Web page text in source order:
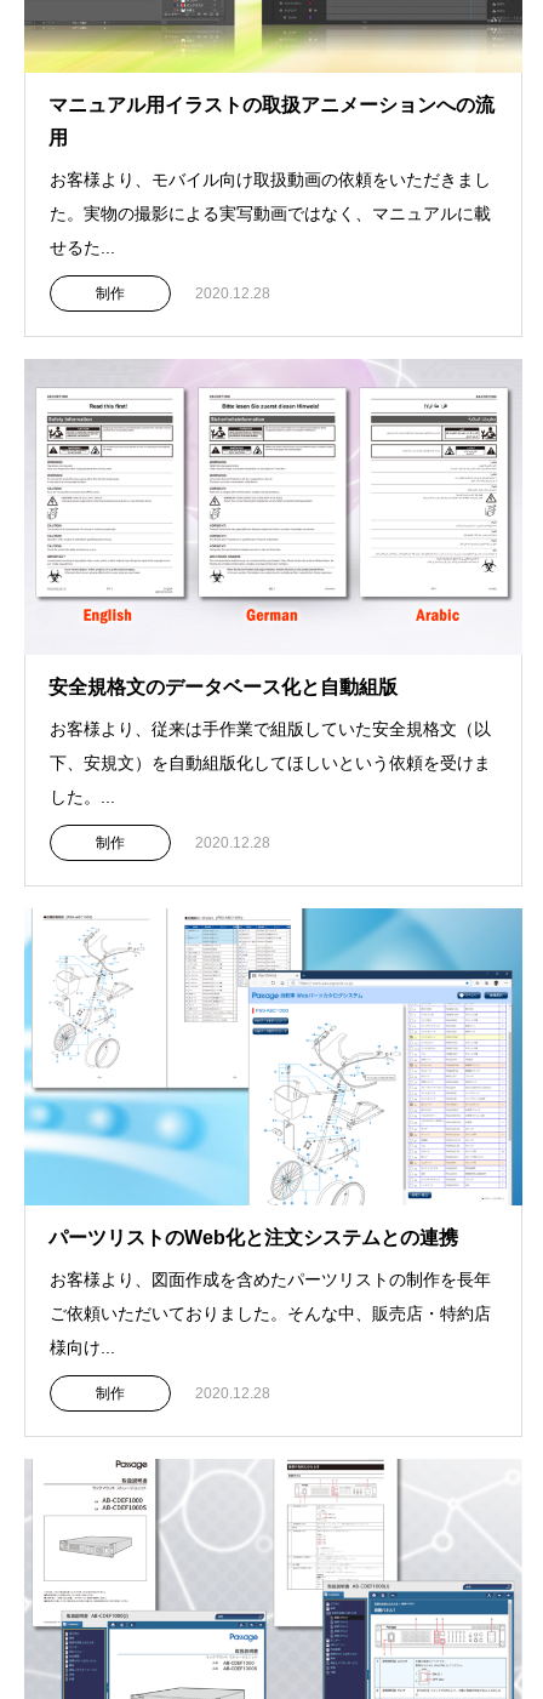
マニュアル用イラストの取扱アニメーションへの流
用
お客様より、モバイル向け取扱動画の依頼をいただきまし
た。実物の撮影による実写動画ではなく、マニュアルに載
せるた...
制作 2020.12.28
安全規格文のデータベース化と自動組版
お客様より、従来は手作業で組版していた安全規格文（以
下、安規文）を自動組版化してほしいという依頼を受けま
した。...
制作 2020.12.28
パーツリストのWeb化と注文システムとの連携
お客様より、図面作成を含めたパーツリストの制作を長年
ご依頼いただいておりました。そんな中、販売店・特約店
様向け...
制作 2020.12.28